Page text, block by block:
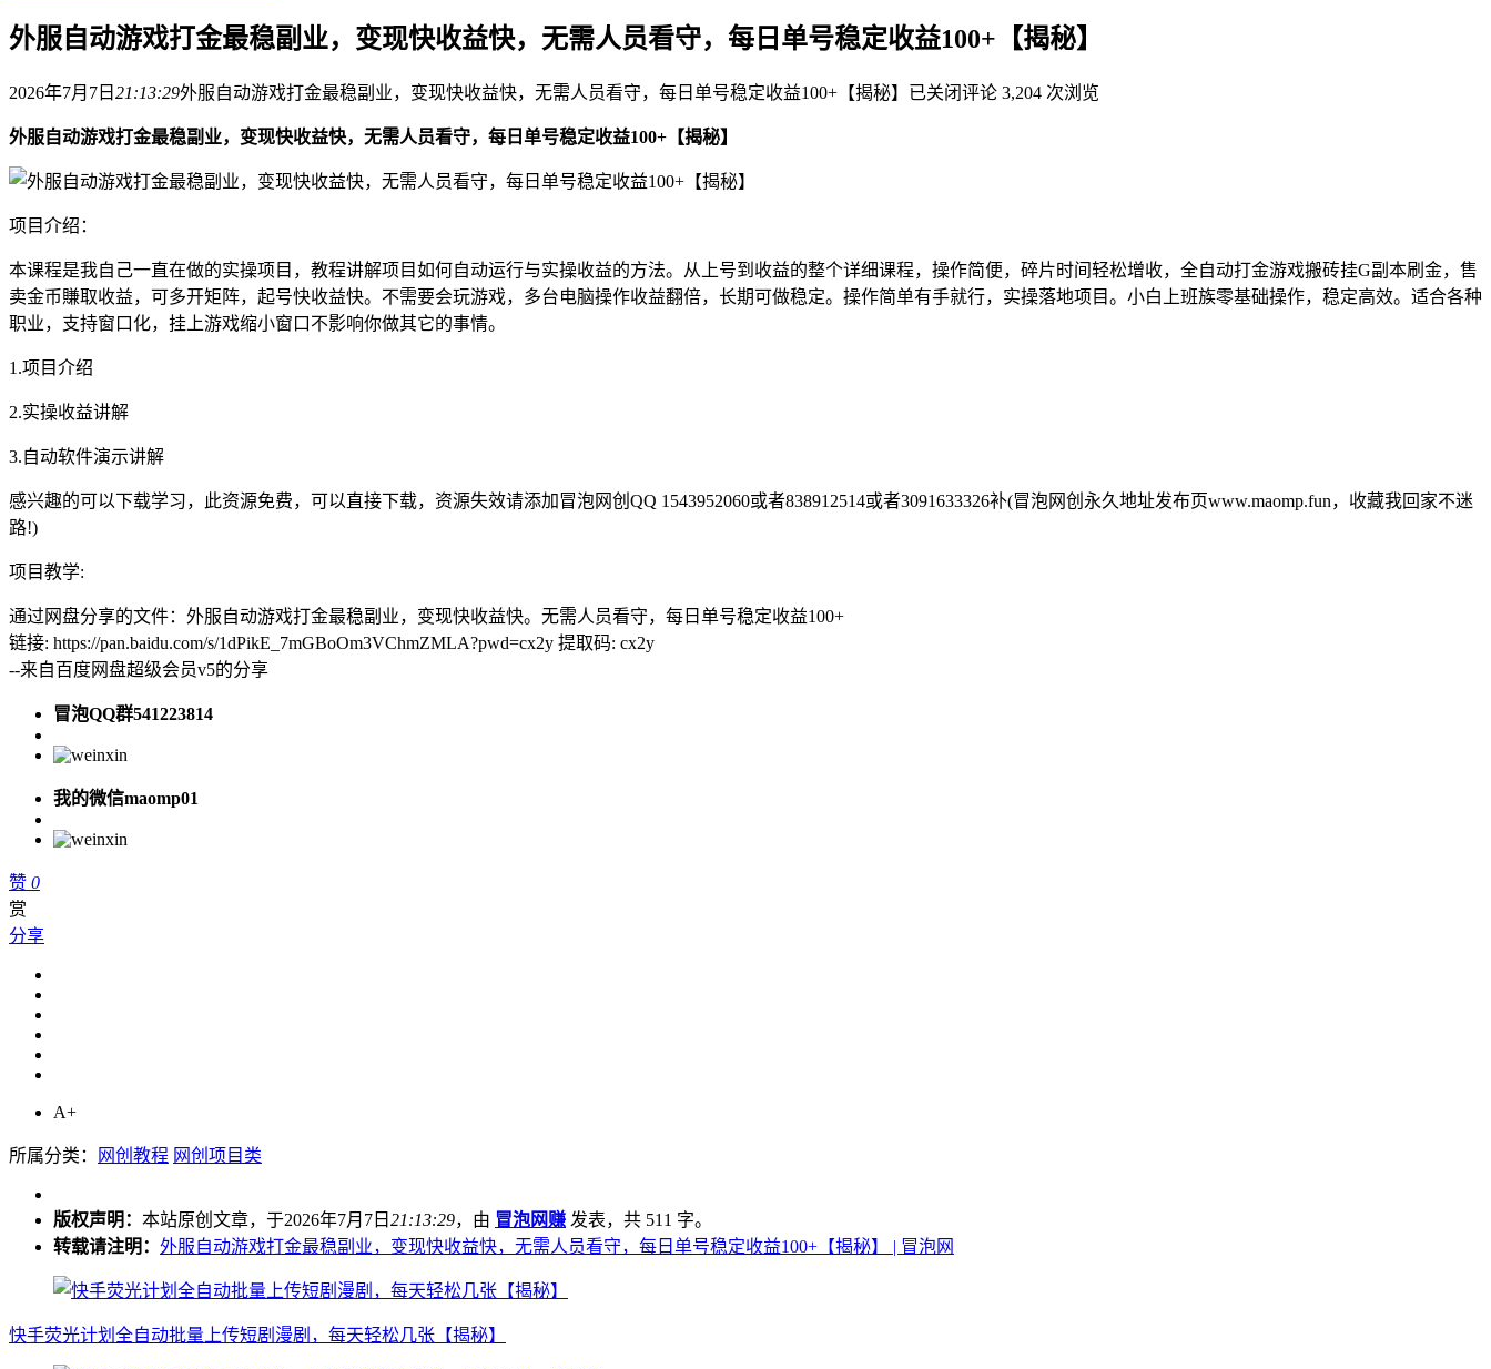
外服自动游戏打金最稳副业，变现快收益快，无需人员看守，每日单号稳定收益100+【揭秘】
2026年7月7日 21:13:29外服自动游戏打金最稳副业，变现快收益快，无需人员看守，每日单号稳定收益100+【揭秘】 已关闭评论 3,204 次浏览
外服自动游戏打金最稳副业，变现快收益快，无需人员看守，每日单号稳定收益100+【揭秘】
项目介绍：
本课程是我自己一直在做的实操项目，教程讲解项目如何自动运行与实操收益的方法。从上号到收益的整个详细课程，操作简便，碎片时间轻松增收，全自动打金游戏搬砖挂G副本刷金，售
卖金币賺取收益，可多开矩阵，起号快收益快。不需要会玩游戏，多台电脑操作收益翻倍，长期可做稳定。操作简单有手就行，实操落地项目。小白上班族零基础操作，稳定高效。适合各种
职业，支持窗口化，挂上游戏缩小窗口不影响你做其它的事情。
1.项目介绍
2.实操收益讲解
3.自动软件演示讲解
感兴趣的可以下载学习，此资源免费，可以直接下载，资源失效请添加冒泡网创QQ 1543952060或者838912514或者3091633326补(冒泡网创永久地址发布页www.maomp.fun，收藏我回家不迷
路!)
项目教学:
通过网盘分享的文件：外服自动游戏打金最稳副业，变现快收益快。无需人员看守，每日单号稳定收益100+
链接: https://pan.baidu.com/s/1dPikE_7mGBoOm3VChmZMLA?pwd=cx2y 提取码: cx2y
--来自百度网盘超级会员v5的分享
冒泡QQ群541223814
我的微信maomp01
赞 0
赏
分享
A+
所属分类： 网创教程 网创项目类
版权声明： 本站原创文章，于2026年7月7日 21:13:29，由 冒泡网赚 发表，共 511 字。
转载请注明： 外服自动游戏打金最稳副业，变现快收益快，无需人员看守，每日单号稳定收益100+【揭秘】 | 冒泡网
快手荧光计划全自动批量上传短剧漫剧，每天轻松几张【揭秘】